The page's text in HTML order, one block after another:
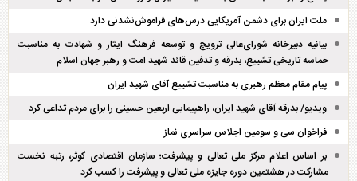
ملت ایران برای دشمن آمریکایی درس‌های فراموش‌نشدنی دارد
بیانیه دبیرخانه شورای‌عالی ترویج و توسعه فرهنگ ایثار و شهادت به مناسبت
حماسه تاریخی تشییع، بدرقه و تدفین قائد شهید امت و رهبر جهان اسلام
پیام مقام معظم رهبری به مناسبت تشییع آقای شهید ایران
ویدیو/ بدرقه آقای شهید ایران، راهپیمایی اربعین حسینی را برای مردم تداعی کرد
فراخوان سی و سومین اجلاس سراسری نماز
بر اساس اعلام مرکز ملی تعالی و پیشرفت؛ سازمان اقتصادی کوثر، رتبه نخست
مشارکت در هشتمین دوره جایزه ملی تعالی و پیشرفت را کسب کرد